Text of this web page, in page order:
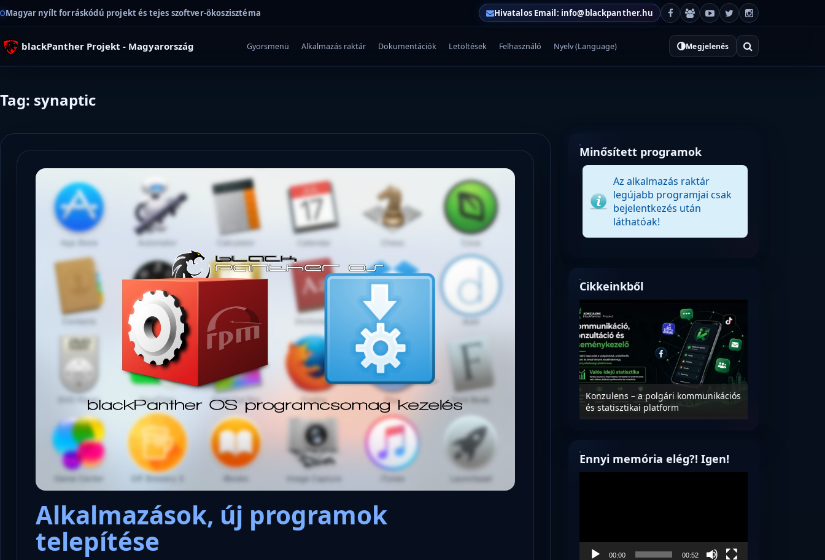
Magyar nyílt forráskódú projekt és tejes szoftver-ökoszisztéma Hivatalos Email: info@blackpanther.hu
blackPanther Projekt - Magyarország Gyorsmenü Alkalmazás raktár Dokumentációk Letöltések Felhasználó Nyelv (Language) Megjelenés
Tag: synaptic
Alkalmazások, új programok
telepítése
Minősített programok
Az alkalmazás raktár
legújabb programjai csak
bejelentkezés után
láthatóak!
Cikkeinkből
Microsoft odaadta a kulcsokat a
hatóságoknak, hogy visszafejthessék
az adatokat.
Konzulens – a polgári kommunikációs
és statisztikai platform
Ennyi memória elég?! Igen!
00:00 00:52